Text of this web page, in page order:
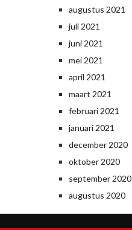
augustus 2021
juli 2021
juni 2021
mei 2021
april 2021
maart 2021
februari 2021
januari 2021
december 2020
oktober 2020
september 2020
augustus 2020